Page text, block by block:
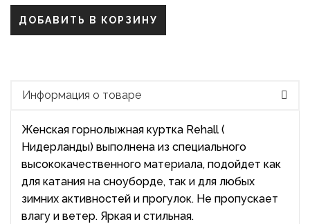
ДОБАВИТЬ В КОРЗИНУ
Информация о товаре
Женская горнолыжная куртка Rehall (
Нидерланды) выполнена из специального
высококачественного материала, подойдет как
для катания на сноуборде, так и для любых
зимних активностей и прогулок. Не пропускает
влагу и ветер. Яркая и стильная.